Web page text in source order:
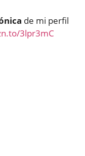
de mi perfil
3lpr3mC